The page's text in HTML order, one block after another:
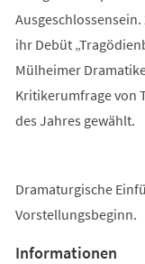
ihr Debüt
Mülheimer
Kritikerumfrage von
des Jahres gewählt.
Dramaturgische
Vorstellungsbeginn.
Informationen